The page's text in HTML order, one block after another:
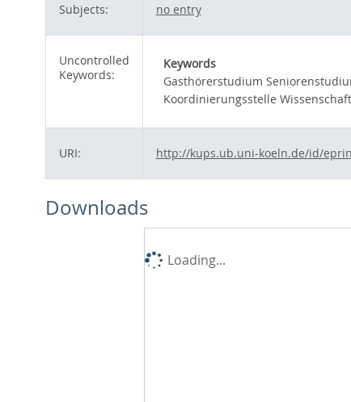
Subjects: no entry
Uncontrolled
Keywords:
Keywords
Gasthörerstudium
Koordinierungsstelle
URI: http://kups.ub.uni-koeln.de/id/
Downloads
Loading...